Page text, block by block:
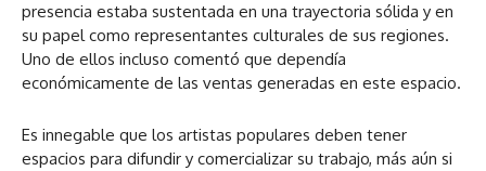
presencia estaba sustentada en una trayectoria sólida y en
su papel como representantes culturales de sus regiones.
Uno de ellos incluso comentó que dependía
económicamente de las ventas generadas en este espacio.
Es innegable que los artistas populares deben tener
espacios para difundir y comercializar su trabajo, más aún si